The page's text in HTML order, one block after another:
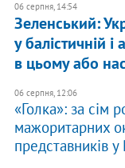
06 серпня, 14:54
Зеленський:
у балістичній
в цьому або
06 серпня, 12:06
«Голка»: за сім
мажоритарних
представників у